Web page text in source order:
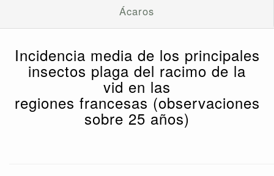
Ácaros
Incidencia media de los principales
insectos plaga del racimo de la
vid en las
regiones francesas (observaciones
sobre 25 años)